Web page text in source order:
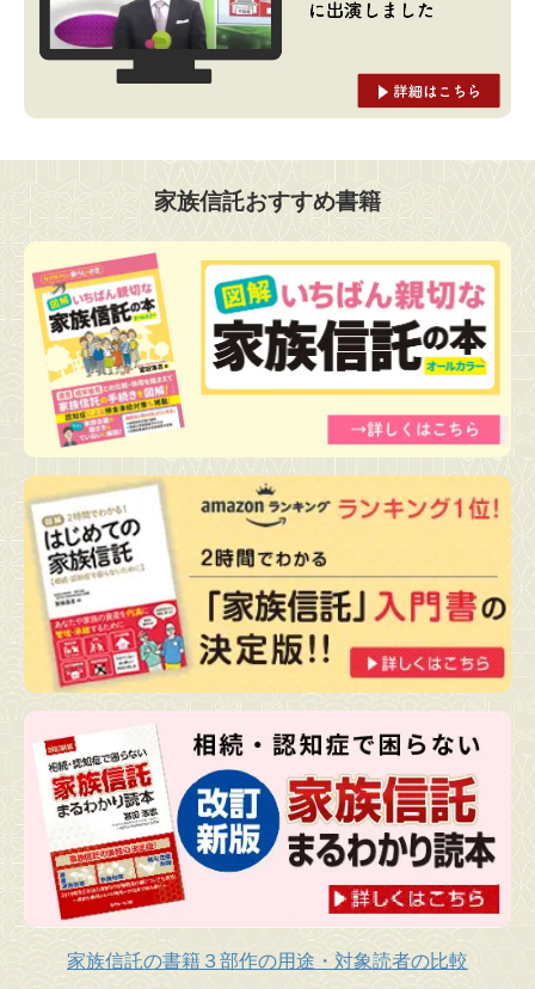
家族信託おすすめ書籍
家族信託の書籍３部作の用途・対象読者の比較